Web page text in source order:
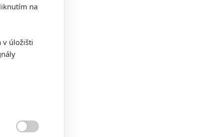
na
v úložišti